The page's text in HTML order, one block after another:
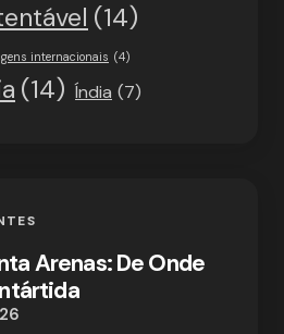
(14)
internacionais (4)
(14) Índia (7)
Arenas: De Onde